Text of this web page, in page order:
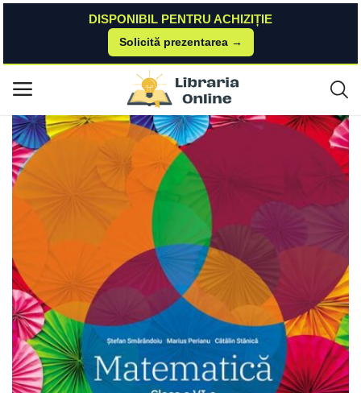
DISPONIBIL PENTRU ACHIZIȚIE
Solicită prezentarea →
Meniu principal
Categorii
Acasă
Blog
Autentificare
Înregistrare
Matematică. Clasa a VI-a. Partea I. Clubul Matematicienilor ART KLETT